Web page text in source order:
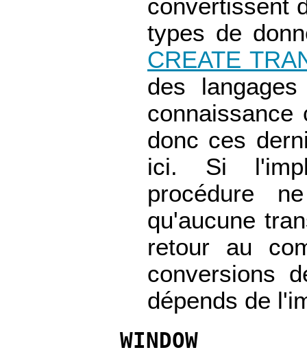
convertissent
types de
CREATE
des
donc ces
ici. Si
procédure
qu'aucune
retour au
conversions
dépends de
WINDOW